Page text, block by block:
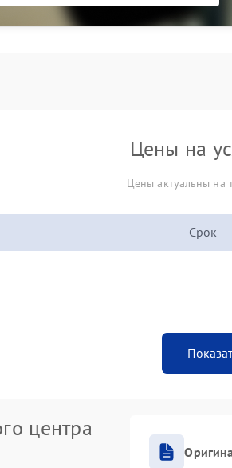
Цены на
Цены актуальны на
Срок
центра